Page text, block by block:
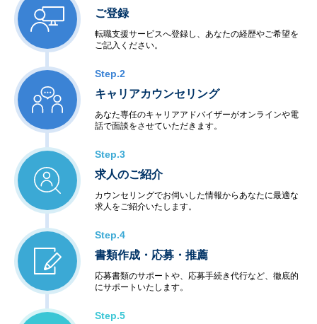
ご登録
転職支援サービスへ登録し、あなたの経歴やご希望を
ご記入ください。
Step.2
キャリアカウンセリング
あなた専任のキャリアアドバイザーがオンラインや電
話で面談をさせていただきます。
Step.3
求人のご紹介
カウンセリングでお伺いした情報からあなたに最適な
求人をご紹介いたします。
Step.4
書類作成・応募・推薦
応募書類のサポートや、応募手続き代行など、徹底的
にサポートいたします。
Step.5